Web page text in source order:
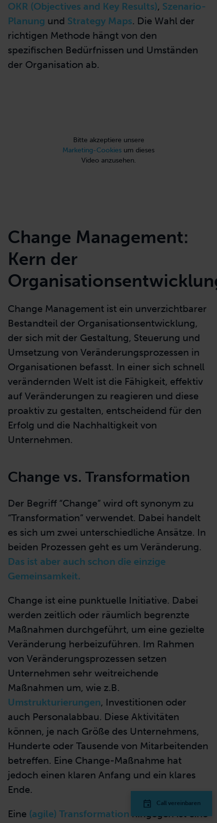
OKR (Objectives and Key Results), Szenario-
Planung und Strategy Maps. Die Wahl der
richtigen Methode hängt von den
spezifischen Bedürfnissen und Umständen
der Organisation ab.
Bitte akzeptiere unsere
Marketing-Cookies um dieses
Video anzusehen.
Change Management:
Kern der
Change Management ist ein unverzichtbarer
Bestandteil der Organisationsentwicklung,
der sich mit der Gestaltung, Steuerung und
Umsetzung von Veränderungsprozessen in
Organisationen befasst. In einer sich schnell
verändernden Welt ist die Fähigkeit, effektiv
auf Veränderungen zu reagieren und diese
proaktiv zu gestalten, entscheidend für den
Erfolg und die Nachhaltigkeit von
Unternehmen.
Change vs. Transformation
Der Begriff “Change” wird oft synonym zu
“Transformation” verwendet. Dabei handelt
es sich um zwei unterschiedliche Ansätze. In
beiden Prozessen geht es um Veränderung.
Das ist aber auch schon die einzige
Gemeinsamkeit.
Change ist eine punktuelle Initiative. Dabei
werden zeitlich oder räumlich begrenzte
Maßnahmen durchgeführt, um eine gezielte
Veränderung herbeizuführen. Im Rahmen
von Veränderungsprozessen setzen
Unternehmen sehr weitreichende
Maßnahmen um, wie z.B.
Umstrukturierungen, Investitionen oder
auch Personalabbau. Diese Aktivitäten
können, je nach Größe des Unternehmens,
Hunderte oder Tausende von Mitarbeitenden
betreffen. Eine Change-Maßnahme hat
jedoch einen klaren Anfang und ein klares
Ende.
Eine (agile) Transformationhingegen ist eine
Call vereinbaren